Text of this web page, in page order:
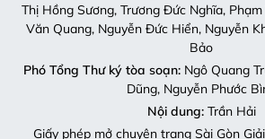
Thị Hồng Sương, Trương Đức Nghĩa,
Văn Quang, Nguyễn Đức Hiển, Nguyễn
Bảo
Phó Tổng Thư ký tòa soạn:Ngô Quang
Dũng, Nguyễn Phước
Nội dung:Trần Hải
Giấy phép mở chuyên trang Sài Gòn